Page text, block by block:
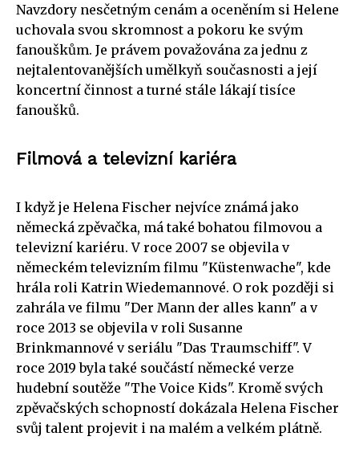
Navzdory nesčetným cenám a oceněním si Helene
uchovala svou skromnost a pokoru ke svým
fanouškům. Je právem považována za jednu z
nejtalentovanějších umělkyň současnosti a její
koncertní činnost a turné stále lákají tisíce
fanoušků.
Filmová a televizní kariéra
I když je Helena Fischer nejvíce známá jako
německá zpěvačka, má také bohatou filmovou a
televizní kariéru. V roce 2007 se objevila v
německém televizním filmu "Küstenwache", kde
hrála roli Katrin Wiedemannové. O rok později si
zahrála ve filmu "Der Mann der alles kann" a v
roce 2013 se objevila v roli Susanne
Brinkmannové v seriálu "Das Traumschiff". V
roce 2019 byla také součástí německé verze
hudební soutěže "The Voice Kids". Kromě svých
zpěvačských schopností dokázala Helena Fischer
svůj talent projevit i na malém a velkém plátně.